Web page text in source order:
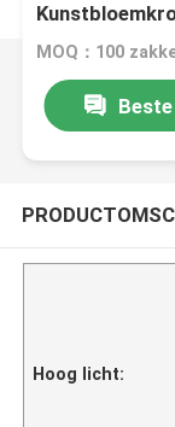
MOQ：100
Hoog licht: